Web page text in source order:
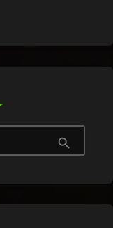
search